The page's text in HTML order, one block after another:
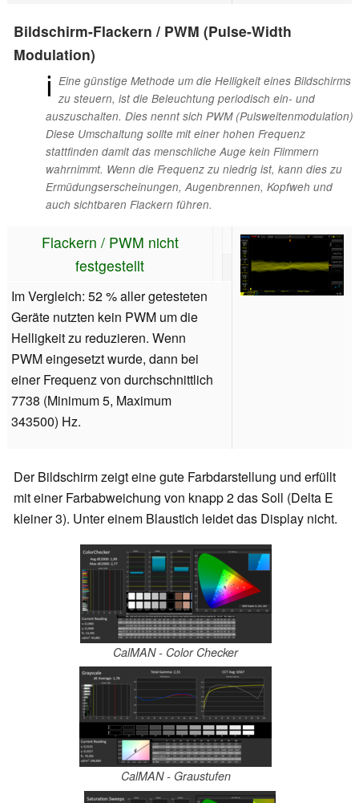
Bildschirm-Flackern / PWM (Pulse-Width
Modulation)
ℹ Eine günstige Methode um die Helligkeit eines Bildschirms
zu steuern, ist die Beleuchtung periodisch ein- und
auszuschalten. Dies nennt sich PWM (Pulsweitenmodulation)
Diese Umschaltung sollte mit einer hohen Frequenz
stattfinden damit das menschliche Auge kein Flimmern
wahrnimmt. Wenn die Frequenz zu niedrig ist, kann dies zu
Ermüdungserscheinungen, Augenbrennen, Kopfweh und
auch sichtbaren Flackern führen.
Flackern / PWM nicht
festgestellt
Im Vergleich: 52 % aller getesteten
Geräte nutzten kein PWM um die
Helligkeit zu reduzieren. Wenn
PWM eingesetzt wurde, dann bei
einer Frequenz von durchschnittlich
7738 (Minimum 5, Maximum
343500) Hz.
Der Bildschirm zeigt eine gute Farbdarstellung und erfüllt
mit einer Farbabweichung von knapp 2 das Soll (Delta E
kleiner 3). Unter einem Blaustich leidet das Display nicht.
CalMAN - Color Checker
CalMAN - Graustufen